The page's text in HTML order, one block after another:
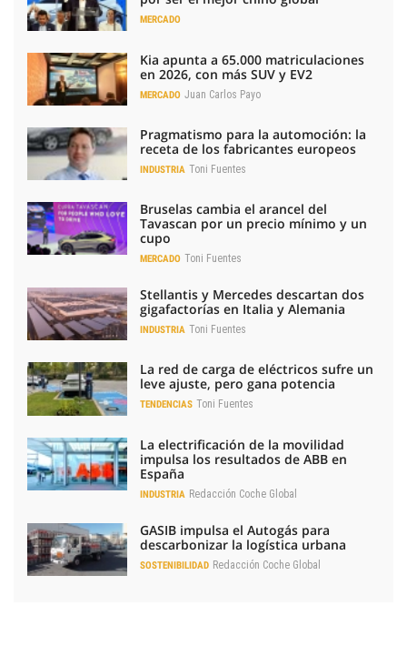
MERCADO
Kia apunta a 65.000 matriculaciones
en 2026, con más SUV y EV2
MERCADO Juan Carlos Payo
Pragmatismo para la automoción: la
receta de los fabricantes europeos
INDUSTRIA Toni Fuentes
Bruselas cambia el arancel del
Tavascan por un precio mínimo y un
cupo
MERCADO Toni Fuentes
Stellantis y Mercedes descartan dos
gigafactorías en Italia y Alemania
INDUSTRIA Toni Fuentes
La red de carga de eléctricos sufre un
leve ajuste, pero gana potencia
TENDENCIAS Toni Fuentes
La electrificación de la movilidad
impulsa los resultados de ABB en
España
INDUSTRIA Redacción Coche Global
GASIB impulsa el Autogás para
descarbonizar la logística urbana
SOSTENIBILIDAD Redacción Coche Global